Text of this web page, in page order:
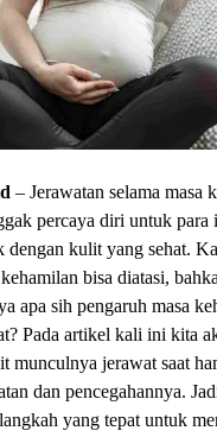
– Jerawatan selama masa
percaya diri untuk para
dengan kulit yang sehat.
bisa diatasi,
apa sih pengaruh masa
Pada artikel kali ini kita
munculnya jerawat saat
dan pencegahannya.
yang tepat untuk